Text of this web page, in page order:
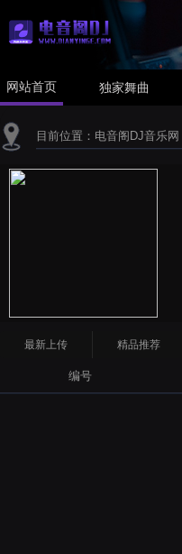
网站首页 独家舞曲
目前位置： 电音阁DJ音乐网
最新上传 精品推荐
编号